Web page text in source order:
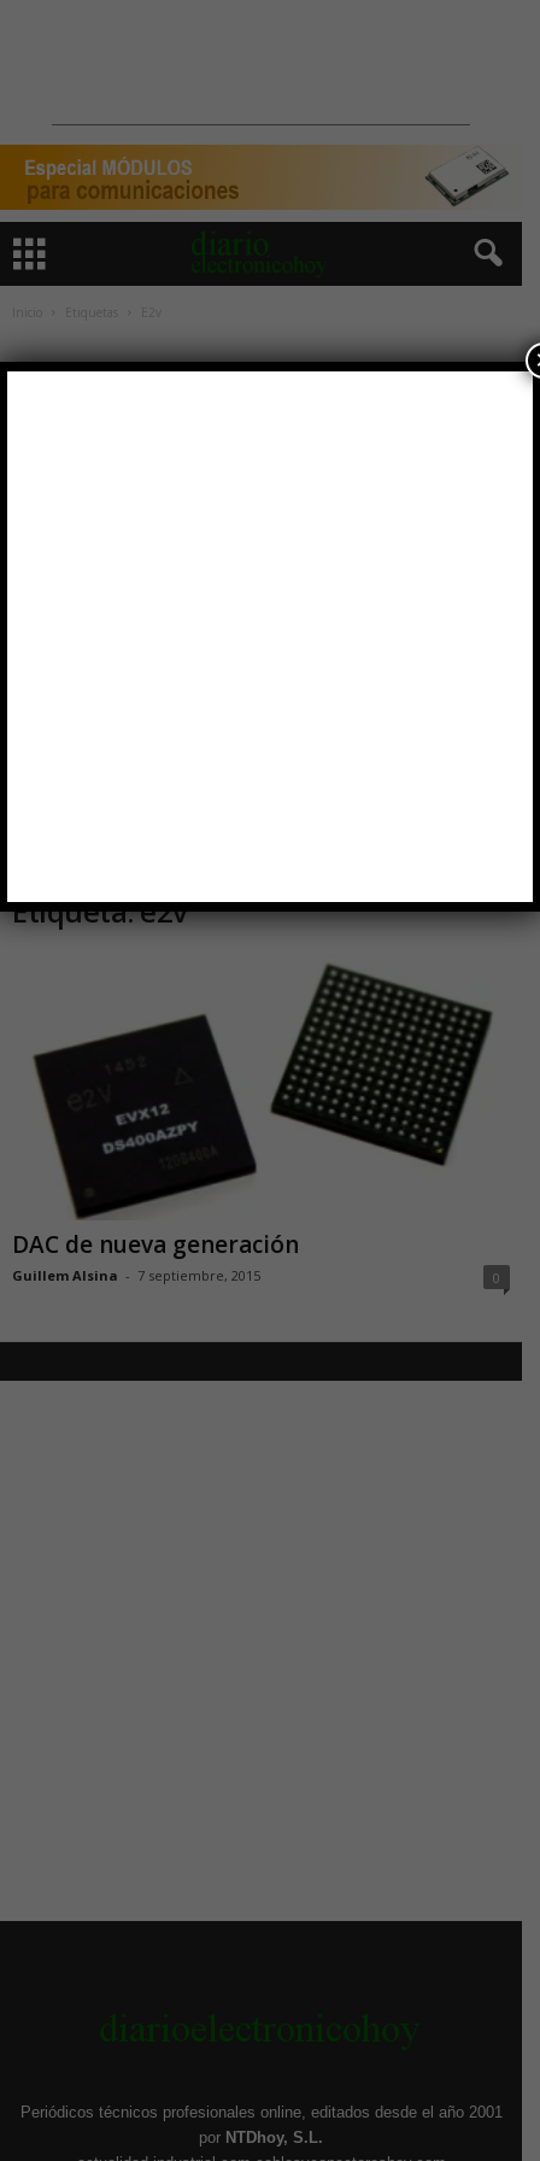
E2v
Etiqueta: e2v
DAC de nueva generación
Guillem Alsina - 7 septiembre, 2015 0
Periódicos técnicos profesionales online, editados desde el año 2001
por NTDhoy, S.L.